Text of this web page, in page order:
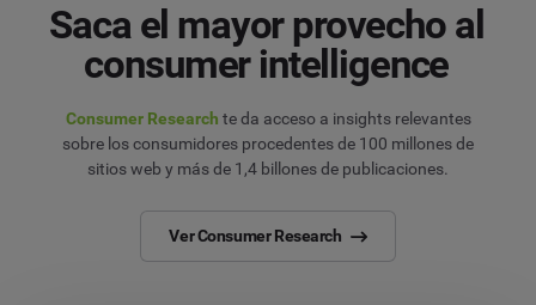
Saca el mayor provecho al
consumer intelligence
Consumer Research te da acceso a insights relevantes
sobre los consumidores procedentes de 100 millones de
sitios web y más de 1,4 billones de publicaciones.
Ver Consumer Research